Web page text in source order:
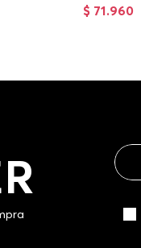
$ 71 .960